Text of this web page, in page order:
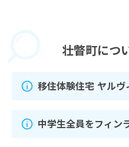
壮瞥町につ
移住体験住宅 ヤルヴ
中学生全員をフィン